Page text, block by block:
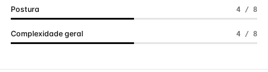
Postura 4 / 8
Complexidade geral 4 / 8